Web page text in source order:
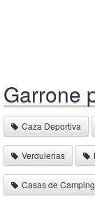
Garrone
Caza Deportiva
Verdulerias
Casas de Camping